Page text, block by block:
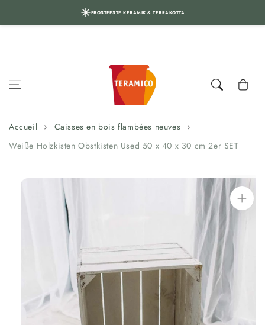
FROSTFESTE KERAMIK & TERRAKOTTA
Aller au
Panier
Accueil
Caisses en bois flambées neuves
Weiße Holzkisten Obstkisten Used 50 x 40 x 30 cm 2er SET
informations
sur le produit